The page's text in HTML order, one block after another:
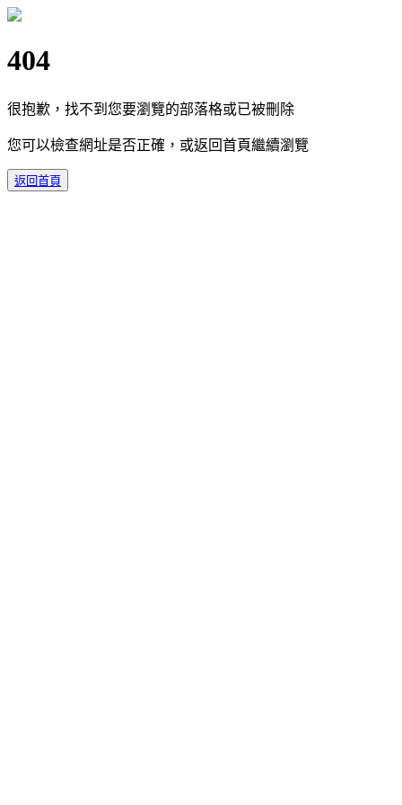
404
很抱歉，找不到您要瀏覽的部落格或已被刪除
您可以檢查網址是否正確，或返回首頁繼續瀏覽
返回首頁